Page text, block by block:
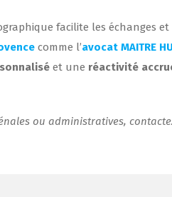
facilite les échanges
comme l’avocat MAITRE
et une réactivité
ou administratives, contactez